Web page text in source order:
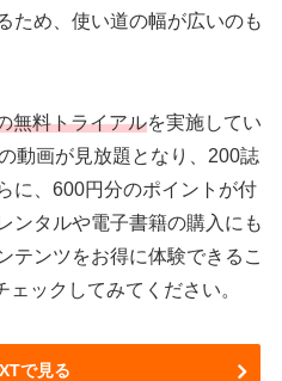
ため、使い道の幅が広いのも
無料トライアルを実施してい
動画が見放題となり、200誌
に、600円分のポイントが付
ンタルや電子書籍の購入にも
テンツをお得に体験できるこ
ックしてみてください。
で見る